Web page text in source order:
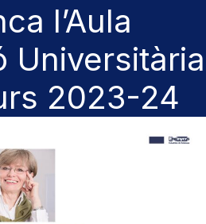
l’Aula
Universitària
2023-24